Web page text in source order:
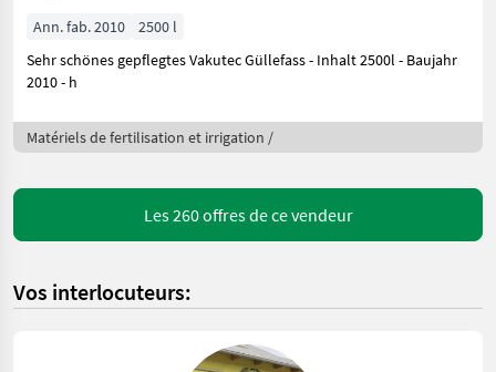
Ann. fab. 2010
2500 l
Sehr schönes gepflegtes Vakutec Güllefass - Inhalt 2500l - Baujahr
2010 - h
Matériels de fertilisation et irrigation /
Les 260 offres de ce vendeur
Vos interlocuteurs: